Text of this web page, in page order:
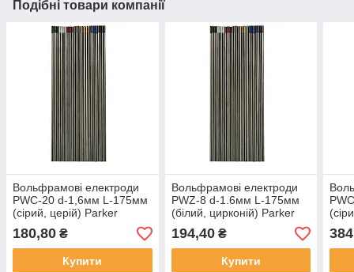
Подібні товари компанії
Вольфрамові електроди
PWC-20 d-1,6мм L-175мм
(сірий, церій) Parker
180,80 ₴
Купити
Вольфрамові електроди
PWZ-8 d-1.6мм L-175мм
(білий, цирконій) Parker
194,40₴
Купити